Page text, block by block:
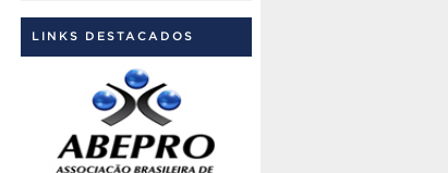
LINKS DESTACADOS